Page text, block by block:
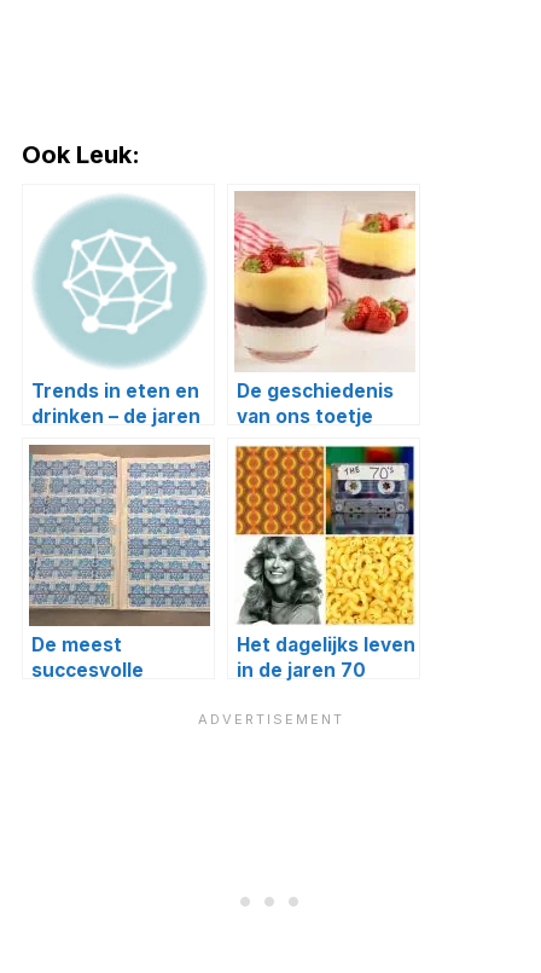
Ook Leuk:
Trends in eten en
drinken – de jaren
60
De geschiedenis
van ons toetje
De meest
succesvolle
Het dagelijks leven
in de jaren 70